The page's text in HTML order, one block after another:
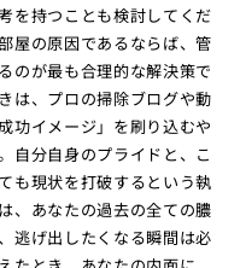
を持つことも検討してくだ
屋の原因であるならば、管
のが最も合理的な解決策で
は、プロの掃除ブログや動
功イメージ」を刷り込むや
自分自身のプライドと、こ
も現状を打破するという執
、あなたの過去の全ての膿
逃げ出したくなる瞬間は必